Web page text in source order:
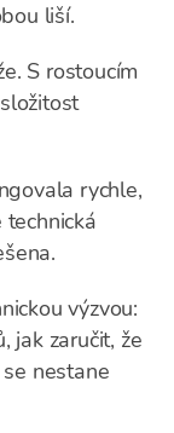
liší.
S rostoucím
rychle,
výzvou:
jak zaručit, že
nestane